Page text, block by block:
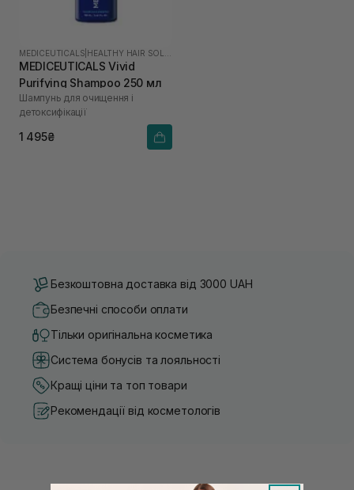
MEDICEUTICALS
MEDICEUTICALS Vivid
Purifying Shampoo 250 мл
Шампунь для очищення і
детоксифікації
1 495₴
Безкоштовна доставка від 3000 UAH
Безпечні способи оплати
Тільки оригінальна косметика
Система бонусів та лояльності
Кращі ціни та топ товари
Рекомендації від косметологів